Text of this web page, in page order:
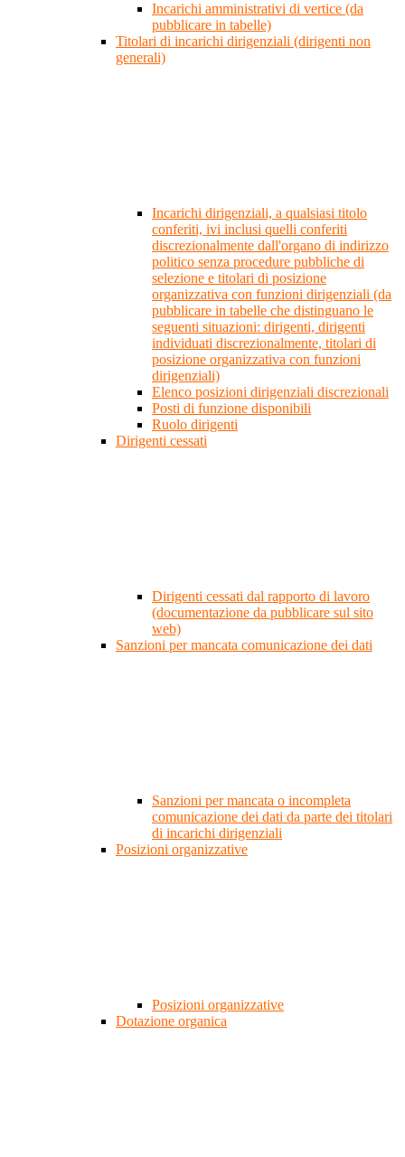
Incarichi amministrativi di vertice (da
pubblicare in tabelle)
Titolari di incarichi dirigenziali (dirigenti non
generali)
Incarichi dirigenziali, a qualsiasi titolo
conferiti, ivi inclusi quelli conferiti
discrezionalmente dall'organo di indirizzo
politico senza procedure pubbliche di
selezione e titolari di posizione
organizzativa con funzioni dirigenziali (da
pubblicare in tabelle che distinguano le
seguenti situazioni: dirigenti, dirigenti
individuati discrezionalmente, titolari di
posizione organizzativa con funzioni
dirigenziali)
Elenco posizioni dirigenziali discrezionali
Posti di funzione disponibili
Ruolo dirigenti
Dirigenti cessati
Dirigenti cessati dal rapporto di lavoro
(documentazione da pubblicare sul sito
web)
Sanzioni per mancata comunicazione dei dati
Sanzioni per mancata o incompleta
comunicazione dei dati da parte dei titolari
di incarichi dirigenziali
Posizioni organizzative
Posizioni organizzative
Dotazione organica